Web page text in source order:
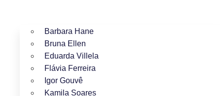
Barbara Hane
Bruna Ellen
Eduarda Villela
Flávia Ferreira
Igor Gouvê
Kamila Soares